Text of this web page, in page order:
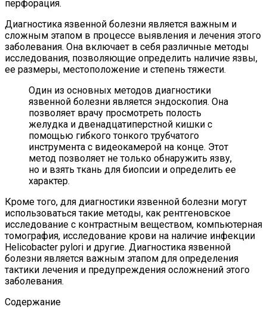
перфорация.
Диагностика язвенной болезни является важным и
сложным этапом в процессе выявления и лечения этого
заболевания. Она включает в себя различные методы
исследования, позволяющие определить наличие язвы,
ее размеры, местоположение и степень тяжести.
Один из основных методов диагностики
язвенной болезни является эндоскопия. Она
позволяет врачу просмотреть полость
желудка и двенадцатиперстной кишки с
помощью гибкого тонкого трубчатого
инструмента с видеокамерой на конце. Этот
метод позволяет не только обнаружить язву,
но и взять ткань для биопсии и определить ее
характер.
Кроме того, для диагностики язвенной болезни могут
использоваться такие методы, как рентгеновское
исследование с контрастным веществом, компьютерная
томография, исследование крови на наличие инфекции
Helicobacter pylori и другие. Диагностика язвенной
болезни является важным этапом для определения
тактики лечения и предупреждения осложнений этого
заболевания.
Содержание